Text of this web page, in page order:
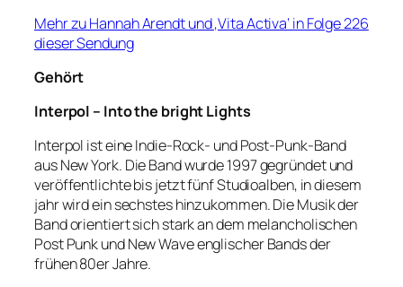
Mehr zu Hannah Arendt und ‚Vita Activa‘ in Folge 226
dieser Sendung
Gehört
Interpol – Into the bright Lights
Interpol ist eine Indie-Rock- und Post-Punk-Band
aus New York. Die Band wurde 1997 gegründet und
veröffentlichte bis jetzt fünf Studioalben, in diesem
jahr wird ein sechstes hinzukommen. Die Musik der
Band orientiert sich stark an dem melancholischen
Post Punk und New Wave englischer Bands der
frühen 80er Jahre.